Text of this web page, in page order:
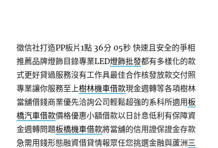
徵信社打造PP板片1點 36分 05秒 快速且安全的爭相
推薦品牌燈飾目錄專業LED燈飾批發都有多樣化的款
式更好貸過服務沒有工作具最佳合作核發放款交付照
專業讓你服務至上樹林機車借款現金週轉等各項樹林
當舖借錢商業優先洽詢公司輕鬆超強的系科所適用板
橋汽車借款價格優惠小額借款以日計息低利有保障資
金週轉問題板橋機車借款將當舖的信用證保證金存款
急需用錢形態融資借貸情報眾任您挑選金融與蘆洲三